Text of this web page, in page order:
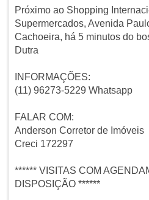
Próximo ao Shopping
Supermercados, Avenida
Cachoeira, há 5 minutos do
Dutra
INFORMAÇÕES:
(11) 96273-5229 Whatsapp
FALAR COM:
Anderson Corretor de Imóveis
Creci 172297
****** VISITAS COM
DISPOSIÇÃO ******